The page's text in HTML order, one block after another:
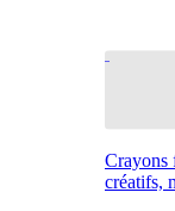
Crayons
créatifs,